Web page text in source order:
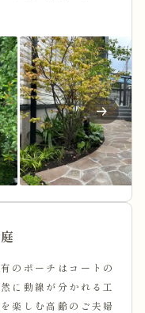
のポーチはコートの
に動線が分かれる工
楽しむ高齢のご夫婦